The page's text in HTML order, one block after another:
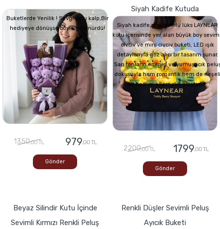
Buketlerde Yenilik ! Sevgi dolu kalp,Bir
hediyeye dönüşse böyle görünürdü!
1350,00 TL 979,00 TL
Gönder
Siyah Kadife Kutuda
Siyah kadife görünümlü lüks LAYNEAR
kutu içerisinde yer alan büyük boy
civciv ve mini civciv buketi, LED ışık
detaylarıyla göz alıcı bir tasarım sunar.
Sarı tonların enerjisi ve yumuşacık
dokusuyla hem romantik hem de neşeli
bir hediye alternatifi oluşturur.
2200,00 TL 1799,00 TL
Gönder
Beyaz Silindir Kutu İçinde
Sevimli Kırmızı Renkli Peluş
Renkli Düşler Sevimli Peluş
Ayıcık Buketi